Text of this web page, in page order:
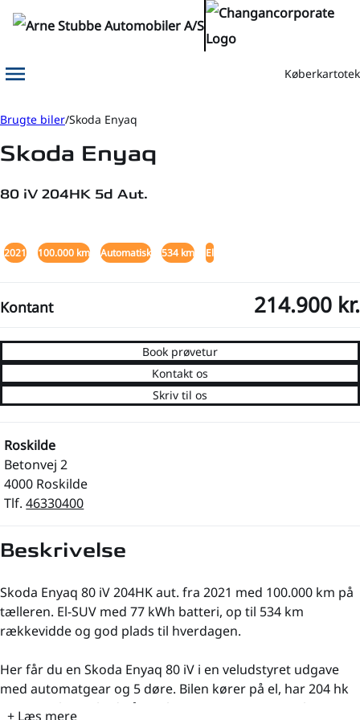
Køberkartotek
Menu
Brugte biler Skoda Enyaq
Skoda Enyaq
80 iV 204HK 5d Aut.
2021 100.000 km Automatisk 534 km El
Kontant 214.900 kr.
Book prøvetur
Kontakt os
Skriv til os
Roskilde
Betonvej 2
4000 Roskilde
Tlf.46330400
Beskrivelse
Skoda Enyaq 80 iV 204HK aut. fra 2021 med 100.000 km på
tælleren. El-SUV med 77 kWh batteri, op til 534 km
rækkevidde og god plads til hverdagen.
Her får du en Skoda Enyaq 80 iV i en veludstyret udgave
med automatgear og 5 døre. Bilen kører på el, har 204 hk
og en tophastighed på 160 km/t. Den er opgivet til 0 g
+ Læs mere